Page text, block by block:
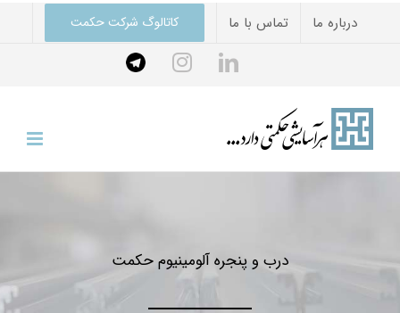
درباره ما تماس با ما
کاتالوگ شرکت حکمت
linkedin
instagram
Telegram
درب و پنجره آلومینیوم حکمت